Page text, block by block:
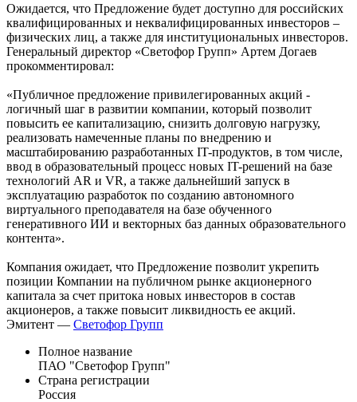
Ожидается, что Предложение будет доступно для российских
квалифицированных и неквалифицированных инвесторов –
физических лиц, а также для институциональных инвесторов.
Генеральный директор «Светофор Групп» Артем Догаев
прокомментировал:
«Публичное предложение привилегированных акций -
логичный шаг в развитии компании, который позволит
повысить ее капитализацию, снизить долговую нагрузку,
реализовать намеченные планы по внедрению и
масштабированию разработанных IT-продуктов, в том числе,
ввод в образовательный процесс новых IT-решений на базе
технологий AR и VR, а также дальнейший запуск в
эксплуатацию разработок по созданию автономного
виртуального преподавателя на базе обученного
генеративного ИИ и векторных баз данных образовательного
контента».
Компания ожидает, что Предложение позволит укрепить
позиции Компании на публичном рынке акционерного
капитала за счет притока новых инвесторов в состав
акционеров, а также повысит ликвидность ее акций.
Эмитент — Светофор Групп
Полное название
ПАО "Светофор Групп"
Страна регистрации
Россия